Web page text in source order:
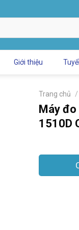
Giới thiệu
Trang chủ /
Máy
1510D